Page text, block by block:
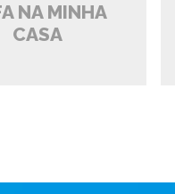
NA MINHA
CASA